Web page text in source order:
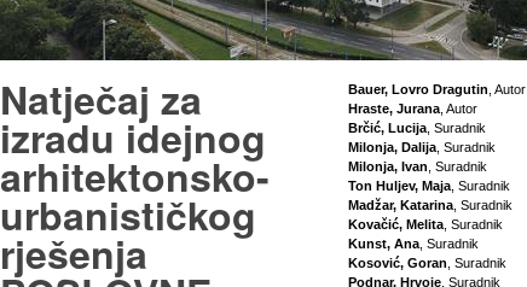
Natječaj za
izradu idejnog
arhitektonsko-
urbanističkog
rješenja
Bauer, Lovro Dragutin , Autor
Hraste, Jurana , Autor
Brčić, Lucija , Suradnik
Milonja, Dalija , Suradnik
Milonja, Ivan , Suradnik
Ton Huljev, Maja , Suradnik
Madžar, Katarina , Suradnik
Kovačić, Melita , Suradnik
Kunst, Ana , Suradnik
Kosović, Goran , Suradnik
Podnar, Hrvoje , Suradnik